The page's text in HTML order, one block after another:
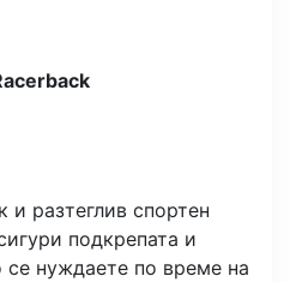
и разтеглив спортен
подкрепата и
се нуждаете по време на